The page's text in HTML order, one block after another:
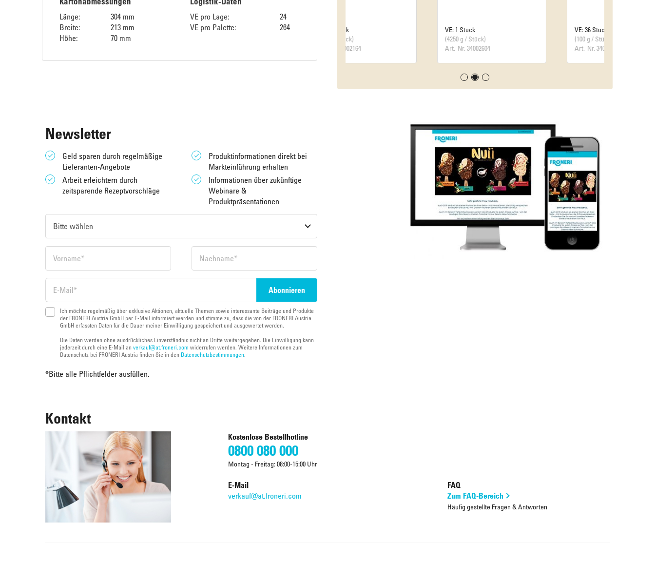
Länge:
304 mm
Breite:
213 mm
Höhe:
70 mm
VE pro Lage:
24
VE pro Palette:
264
Newsletter
Geld sparen durch regelmäßige
Lieferanten-Angebote
Produktinformationen direkt bei
Markteinführung erhalten
Arbeit erleichtern durch
zeitsparende Rezeptvorschläge
Informationen über zukünftige
Webinare &
Produktpräsentationen
Ich möchte regelmäßig über exklusive Aktionen, aktuelle Themen sowie interessante Beiträge und Produkte
der FRONERI Austria GmbH per E-Mail informiert werden und stimme zu, dass die von der FRONERI Austria
GmbH erfassten Daten für die Dauer meiner Einwilligung gespeichert und ausgewertet werden.
Die Daten werden ohne ausdrückliches Einverständnis nicht an Dritte weitergegeben. Die Einwilligung kann
jederzeit durch eine E-Mail an verkauf@at.froneri.com widerrufen werden. Weitere Informationen zum
Datenschutz bei FRONERI Austria finden Sie in den Datenschutzbestimmungen.
*Bitte alle Pflichtfelder ausfüllen.
Kontakt
Kostenlose Bestellhotline
0800 080 000
Montag - Freitag: 08:00-15:00 Uhr
E-Mail
verkauf@at.froneri.com
FAQ
Zum FAQ-Bereich
Häufig gestellte Fragen & Antworten